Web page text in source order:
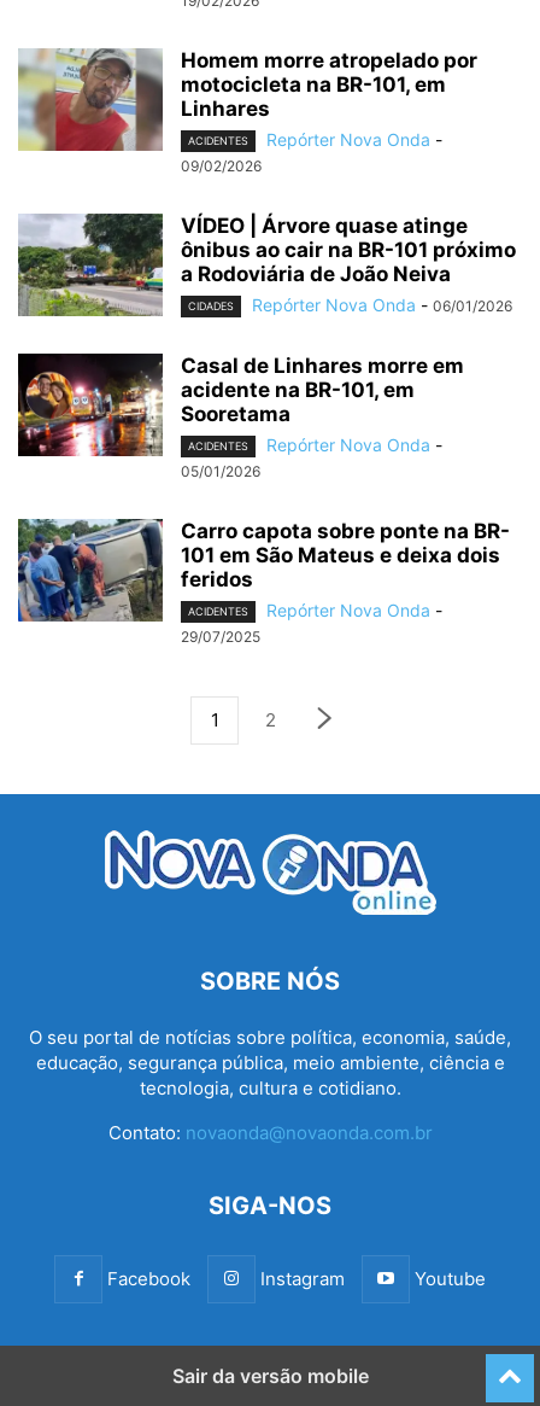
Homem morre atropelado por
motocicleta na BR-101, em
Linhares
ACIDENTES Repórter Nova Onda -
09/02/2026
VÍDEO | Árvore quase atinge
ônibus ao cair na BR-101 próximo
a Rodoviária de João Neiva
CIDADES Repórter Nova Onda - 06/01/2026
Casal de Linhares morre em
acidente na BR-101, em
Sooretama
ACIDENTES Repórter Nova Onda -
05/01/2026
Carro capota sobre ponte na BR-
101 em São Mateus e deixa dois
feridos
ACIDENTES Repórter Nova Onda -
29/07/2025
1 2
SOBRE NÓS
O seu portal de notícias sobre política, economia, saúde,
educação, segurança pública, meio ambiente, ciência e
tecnologia, cultura e cotidiano.
Contato: novaonda@novaonda.com.br
SIGA-NOS
Facebook Instagram Youtube
Sair da versão mobile